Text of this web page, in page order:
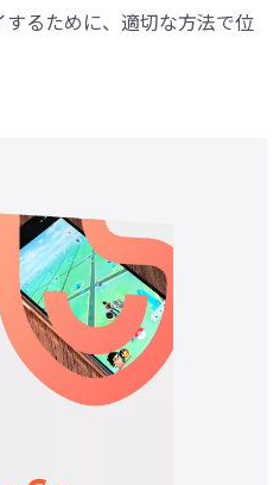
るために、適切な方法で位